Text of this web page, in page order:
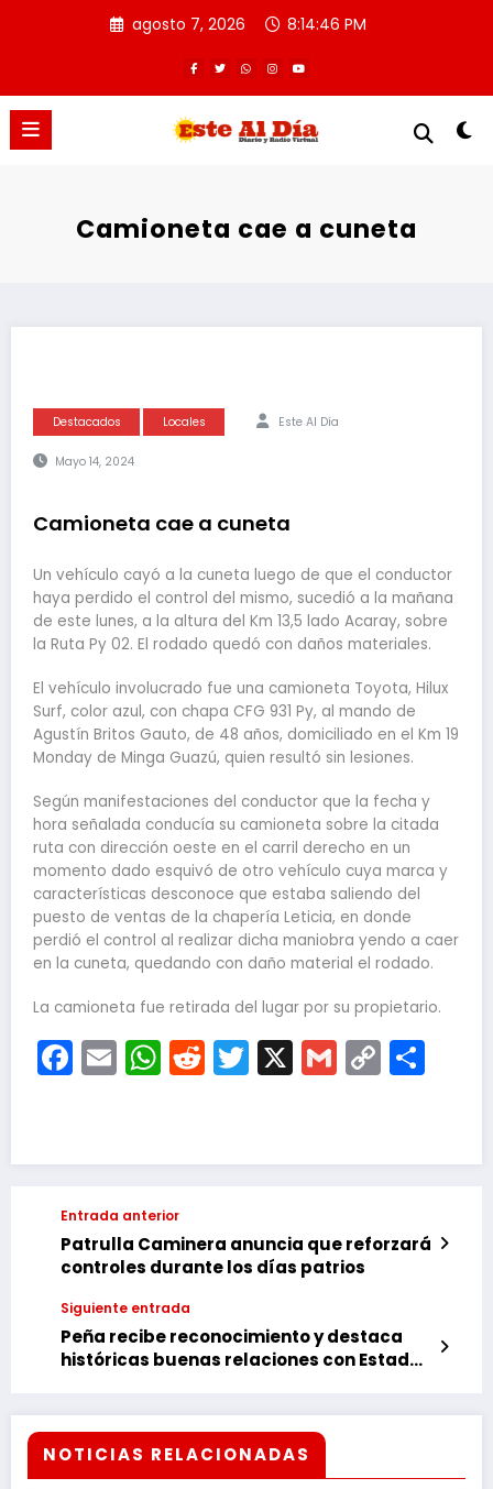
agosto 7, 2026 8:14:46 PM
Camioneta cae a cuneta
Destacados Locales Este Al Día
Mayo 14, 2024
Camioneta cae a cuneta
Un vehículo cayó a la cuneta luego de que el conductor
haya perdido el control del mismo, sucedió a la mañana
de este lunes, a la altura del Km 13,5 lado Acaray, sobre
la Ruta Py 02. El rodado quedó con daños materiales.
El vehículo involucrado fue una camioneta Toyota, Hilux
Surf, color azul, con chapa CFG 931 Py, al mando de
Agustín Britos Gauto, de 48 años, domiciliado en el Km 19
Monday de Minga Guazú, quien resultó sin lesiones.
Según manifestaciones del conductor que la fecha y
hora señalada conducía su camioneta sobre la citada
ruta con dirección oeste en el carril derecho en un
momento dado esquivó de otro vehículo cuya marca y
características desconoce que estaba saliendo del
puesto de ventas de la chapería Leticia, en donde
perdió el control al realizar dicha maniobra yendo a caer
en la cuneta, quedando con daño material el rodado.
La camioneta fue retirada del lugar por su propietario.
Facebook
EmailWhatsApp
Reddit
Twitter
X Gmail
Copy
Entrada anterior
Patrulla Caminera anuncia que reforzará
controles durante los días patrios
Siguiente entrada
Peña recibe reconocimiento y destaca
históricas buenas relaciones con Estados
NOTICIAS RELACIONADAS